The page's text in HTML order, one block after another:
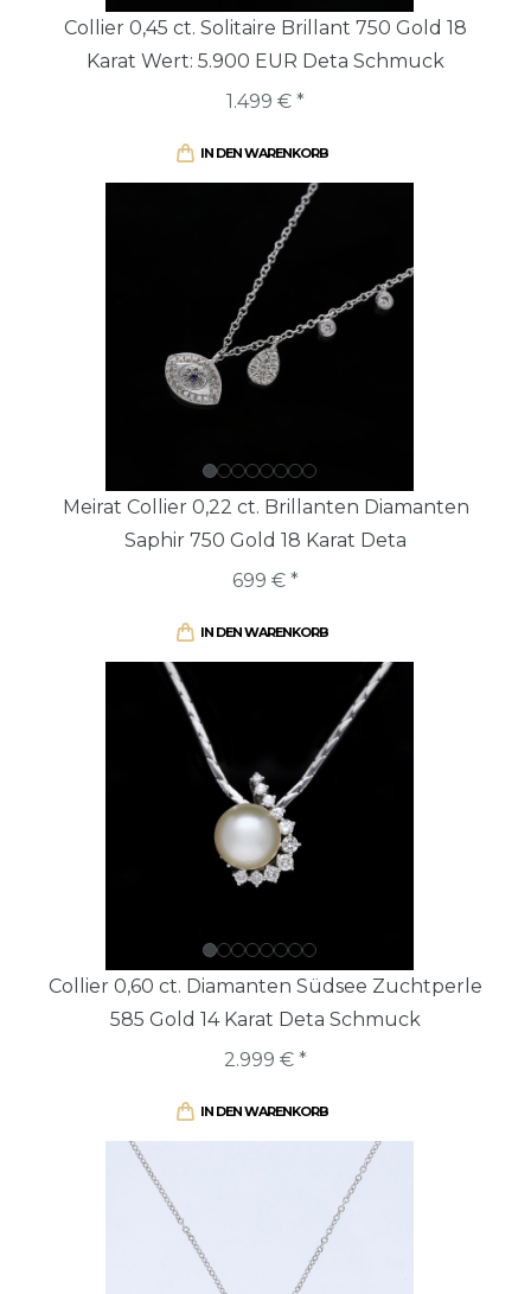
Collier 0,45 ct. Solitaire Brillant 750 Gold 18
Karat Wert: 5.900 EUR Deta Schmuck
1.499 € *
IN DEN WARENKORB
Meirat Collier 0,22 ct. Brillanten Diamanten
Saphir 750 Gold 18 Karat Deta
699 € *
IN DEN WARENKORB
Collier 0,60 ct. Diamanten Südsee Zuchtperle
585 Gold 14 Karat Deta Schmuck
2.999 € *
IN DEN WARENKORB